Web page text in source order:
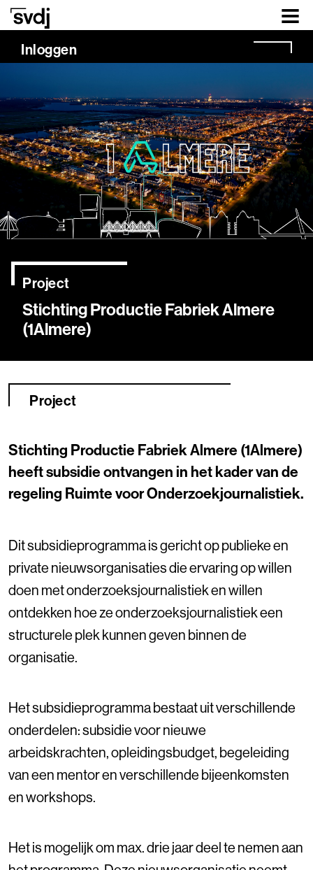
Naar hoofdinhoud
Inloggen
Stichting Productie Fabriek Almere
(1Almere)
Project
Project
Stichting Productie Fabriek Almere (1Almere)
heeft subsidie ontvangen in het kader van de
regeling Ruimte voor Onderzoekjournalistiek.
Dit subsidieprogramma is gericht op publieke en
private nieuwsorganisaties die ervaring op willen
doen met onderzoeksjournalistiek en willen
ontdekken hoe ze onderzoeksjournalistiek een
structurele plek kunnen geven binnen de
organisatie.
Het subsidieprogramma bestaat uit verschillende
onderdelen: subsidie voor nieuwe
arbeidskrachten, opleidingsbudget, begeleiding
van een mentor en verschillende bijeenkomsten
en workshops.
Het is mogelijk om max. drie jaar deel te nemen aan